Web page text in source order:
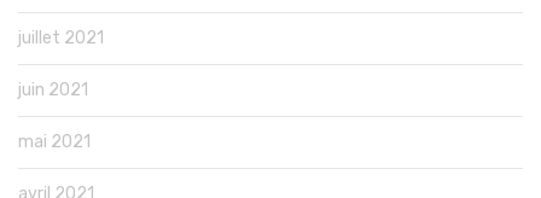
juillet 2021
juin 2021
mai 2021
avril 2021